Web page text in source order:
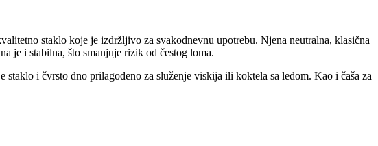
staklo koje je izdržljivo za svakodnevnu upotrebu. Njena neutralna, klasična
je i stabilna, što smanjuje rizik od čestog loma.
i čvrsto dno prilagođeno za služenje viskija ili koktela sa ledom. Kao i čaša za